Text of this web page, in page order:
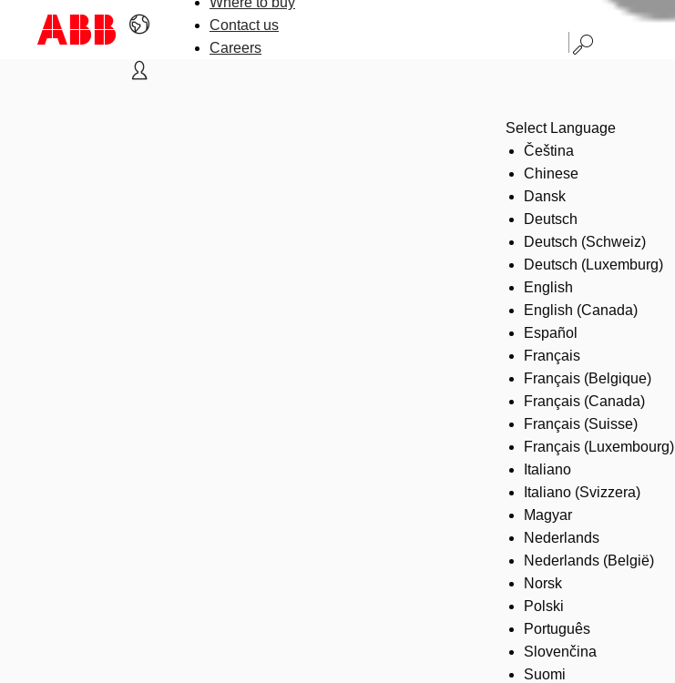
Contact us
Careers
Select Language
Čeština
Chinese
Dansk
Deutsch
Deutsch (Schweiz)
Deutsch (Luxemburg)
English
English (Canada)
Español
Français
Français (Belgique)
Français (Canada)
Français (Suisse)
Français (Luxembourg)
Italiano
Italiano (Svizzera)
Magyar
Nederlands
Nederlands (België)
Norsk
Polski
Português
Slovenčina
Suomi